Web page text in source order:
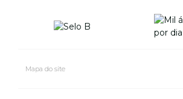
Mapa do site